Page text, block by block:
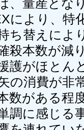
、量産とな
により、特
ち替えによ
殺本数が減
護がほとん
の消費が非
数がある程
調に感じる